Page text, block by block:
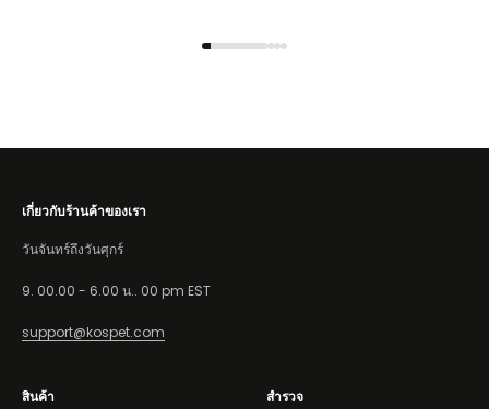
เกี่ยวกับร้านค้าของเรา
วันจันทร์ถึงวันศุกร์
9. 00.00 - 6.00 น.. 00 pm EST
support@kospet.com
สินค้า สำรวจ